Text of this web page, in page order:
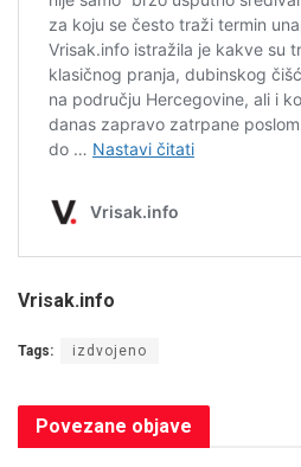
Vrisak.info
Tags: izdvojeno
Povezane objave